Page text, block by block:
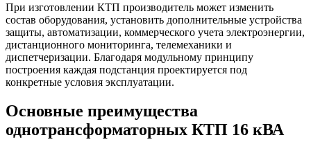
При изготовлении КТП производитель может изменить
состав оборудования, установить дополнительные устройства
защиты, автоматизации, коммерческого учета электроэнергии,
дистанционного мониторинга, телемеханики и
диспетчеризации. Благодаря модульному принципу
построения каждая подстанция проектируется под
конкретные условия эксплуатации.
Основные преимущества
однотрансформаторных КТП 16 кВА